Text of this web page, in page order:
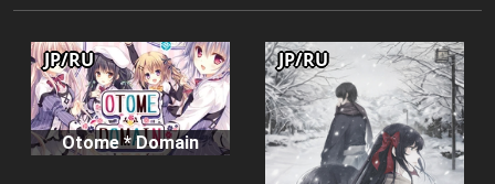
Otome * Domain
JP/RU JP/RU